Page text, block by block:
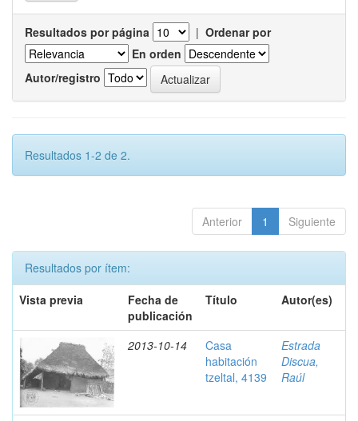
Resultados por página | Ordenar por
En orden
Autor/registro
Resultados 1-2 de 2.
Anterior 1 Siguiente
Resultados por ítem:
Vista previa
Fecha de
publicación
Título Autor(es)
2013-10-14
Casa
habitación
tzeltal, 4139
Estrada
Discua,
Raúl